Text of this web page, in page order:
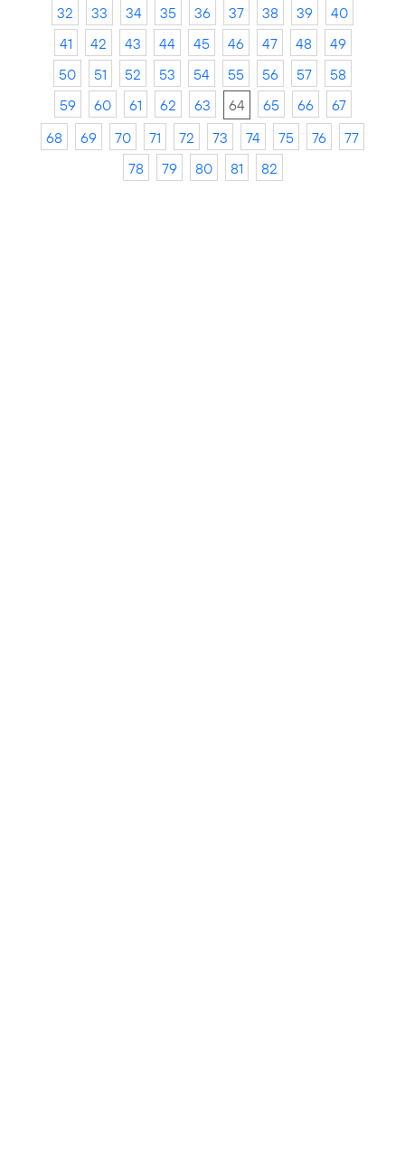
32
33 34 35 36 37 38 39
40
41
42 43 44 45 46 47 48
49
50
51 52 53 54 55 56 57
58
59
60 61 62 63 64 65 66
67
68
69 70 71 72 73 74 75 76
77
78
79 80 81 82